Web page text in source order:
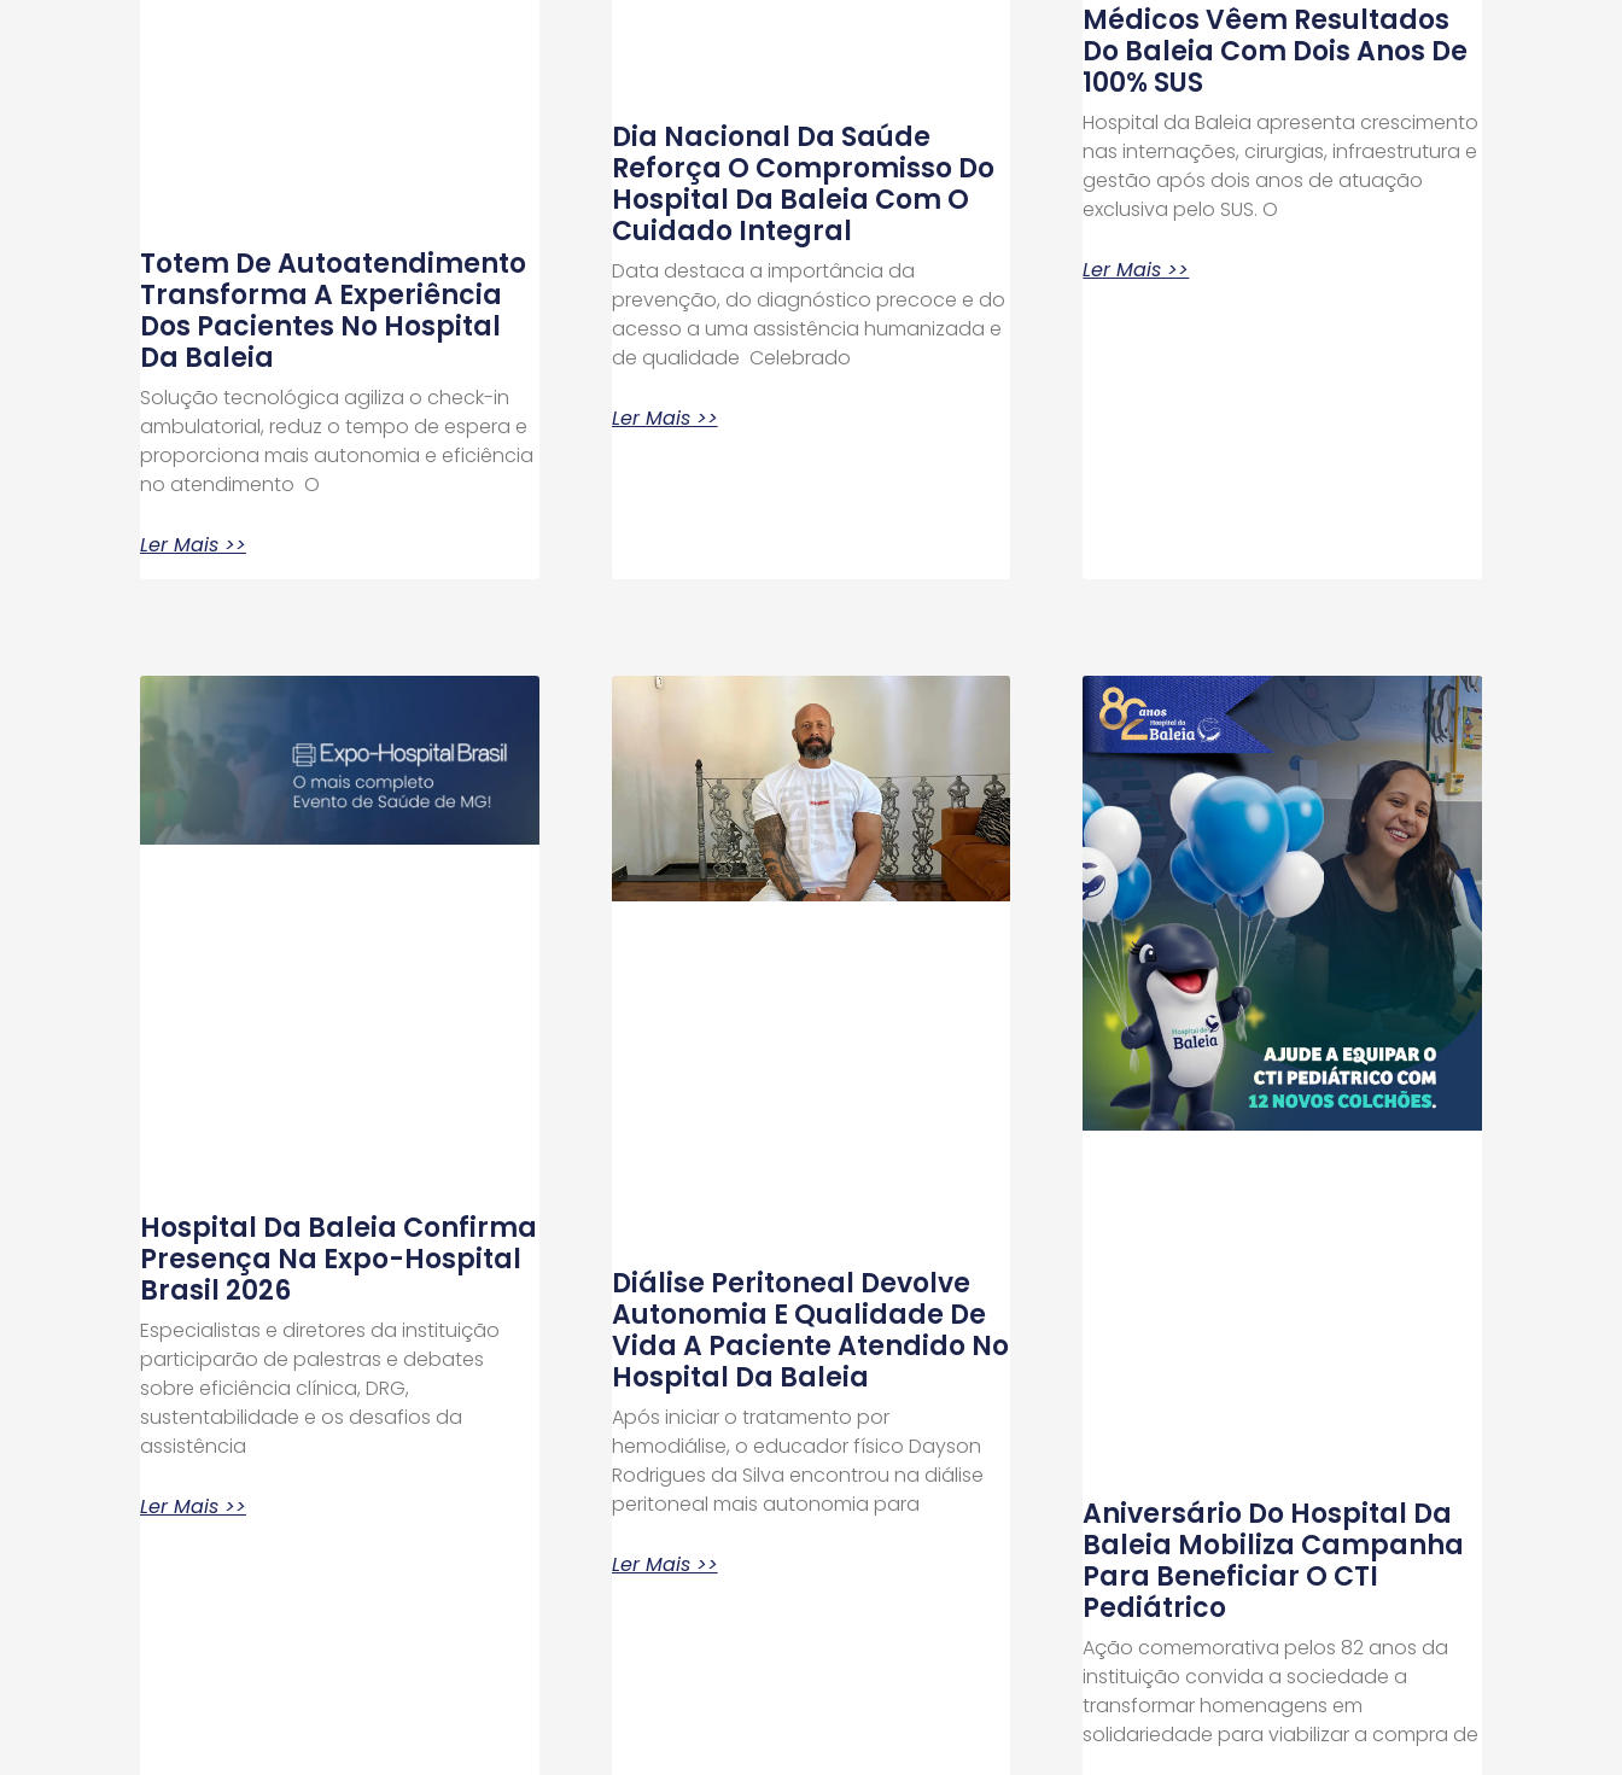
Totem De Autoatendimento
Transforma A Experiência
Dos Pacientes No Hospital
Da Baleia
Solução tecnológica agiliza o check-in
ambulatorial, reduz o tempo de espera e
proporciona mais autonomia e eficiência
no atendimento O
Ler Mais >>
Dia Nacional Da Saúde
Reforça O Compromisso Do
Hospital Da Baleia Com O
Cuidado Integral
Data destaca a importância da
prevenção, do diagnóstico precoce e do
acesso a uma assistência humanizada e
de qualidade Celebrado
Ler Mais >>
Médicos Vêem Resultados
Do Baleia Com Dois Anos De
100% SUS
Hospital da Baleia apresenta crescimento
nas internações, cirurgias, infraestrutura e
gestão após dois anos de atuação
exclusiva pelo SUS. O
Ler Mais >>
Hospital Da Baleia Confirma
Presença Na Expo-Hospital
Brasil 2026
Especialistas e diretores da instituição
participarão de palestras e debates
sobre eficiência clínica, DRG,
sustentabilidade e os desafios da
assistência
Ler Mais >>
Diálise Peritoneal Devolve
Autonomia E Qualidade De
Vida A Paciente Atendido No
Hospital Da Baleia
Após iniciar o tratamento por
hemodiálise, o educador físico Dayson
Rodrigues da Silva encontrou na diálise
peritoneal mais autonomia para
Ler Mais >>
Aniversário Do Hospital Da
Baleia Mobiliza Campanha
Para Beneficiar O CTI
Pediátrico
Ação comemorativa pelos 82 anos da
instituição convida a sociedade a
transformar homenagens em
solidariedade para viabilizar a compra de